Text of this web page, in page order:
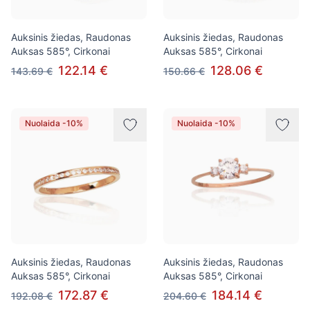
Auksinis žiedas, Raudonas
Auksas 585°, Cirkonai
143.69 € 122.14 €
Auksinis žiedas, Raudonas
Auksas 585°, Cirkonai
150.66 € 128.06 €
Nuolaida -10%
Auksinis žiedas, Raudonas
Auksas 585°, Cirkonai
192.08 € 172.87 €
Nuolaida -10%
Auksinis žiedas, Raudonas
Auksas 585°, Cirkonai
204.60 € 184.14 €